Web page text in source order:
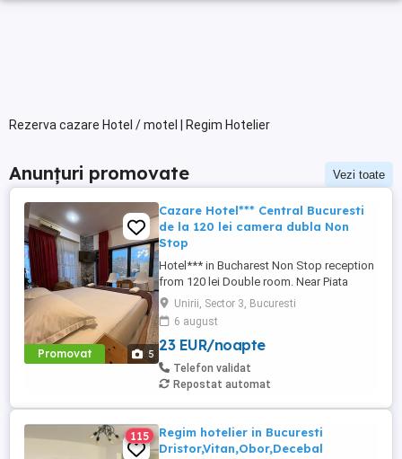
Rezerva cazare Hotel / motel | Regim Hotelier
Anunțuri promovate Vezi toate
Promovat 5
Cazare Hotel*** Central Bucuresti
de la 120 lei camera dubla Non
Stop
Hotel*** in Bucharest Non Stop reception
from 120 lei Double room. Near Piata
Victoriei, Arena Nationala , Piata Unirii .
Tyga concert near. regim hotelier.
apartament.
Unirii, Sector 3, Bucuresti
6 august
23 EUR/noapte
Telefon validat
Repostat automat
115
Regim hotelier in Bucuresti
Dristor,Vitan,Obor,Decebal